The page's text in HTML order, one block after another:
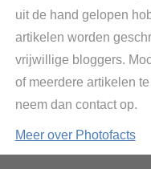
uit de hand gelopen
artikelen worden
vrijwillige bloggers.
of meerdere artikelen
neem dan contact op.
Meer over Photofacts